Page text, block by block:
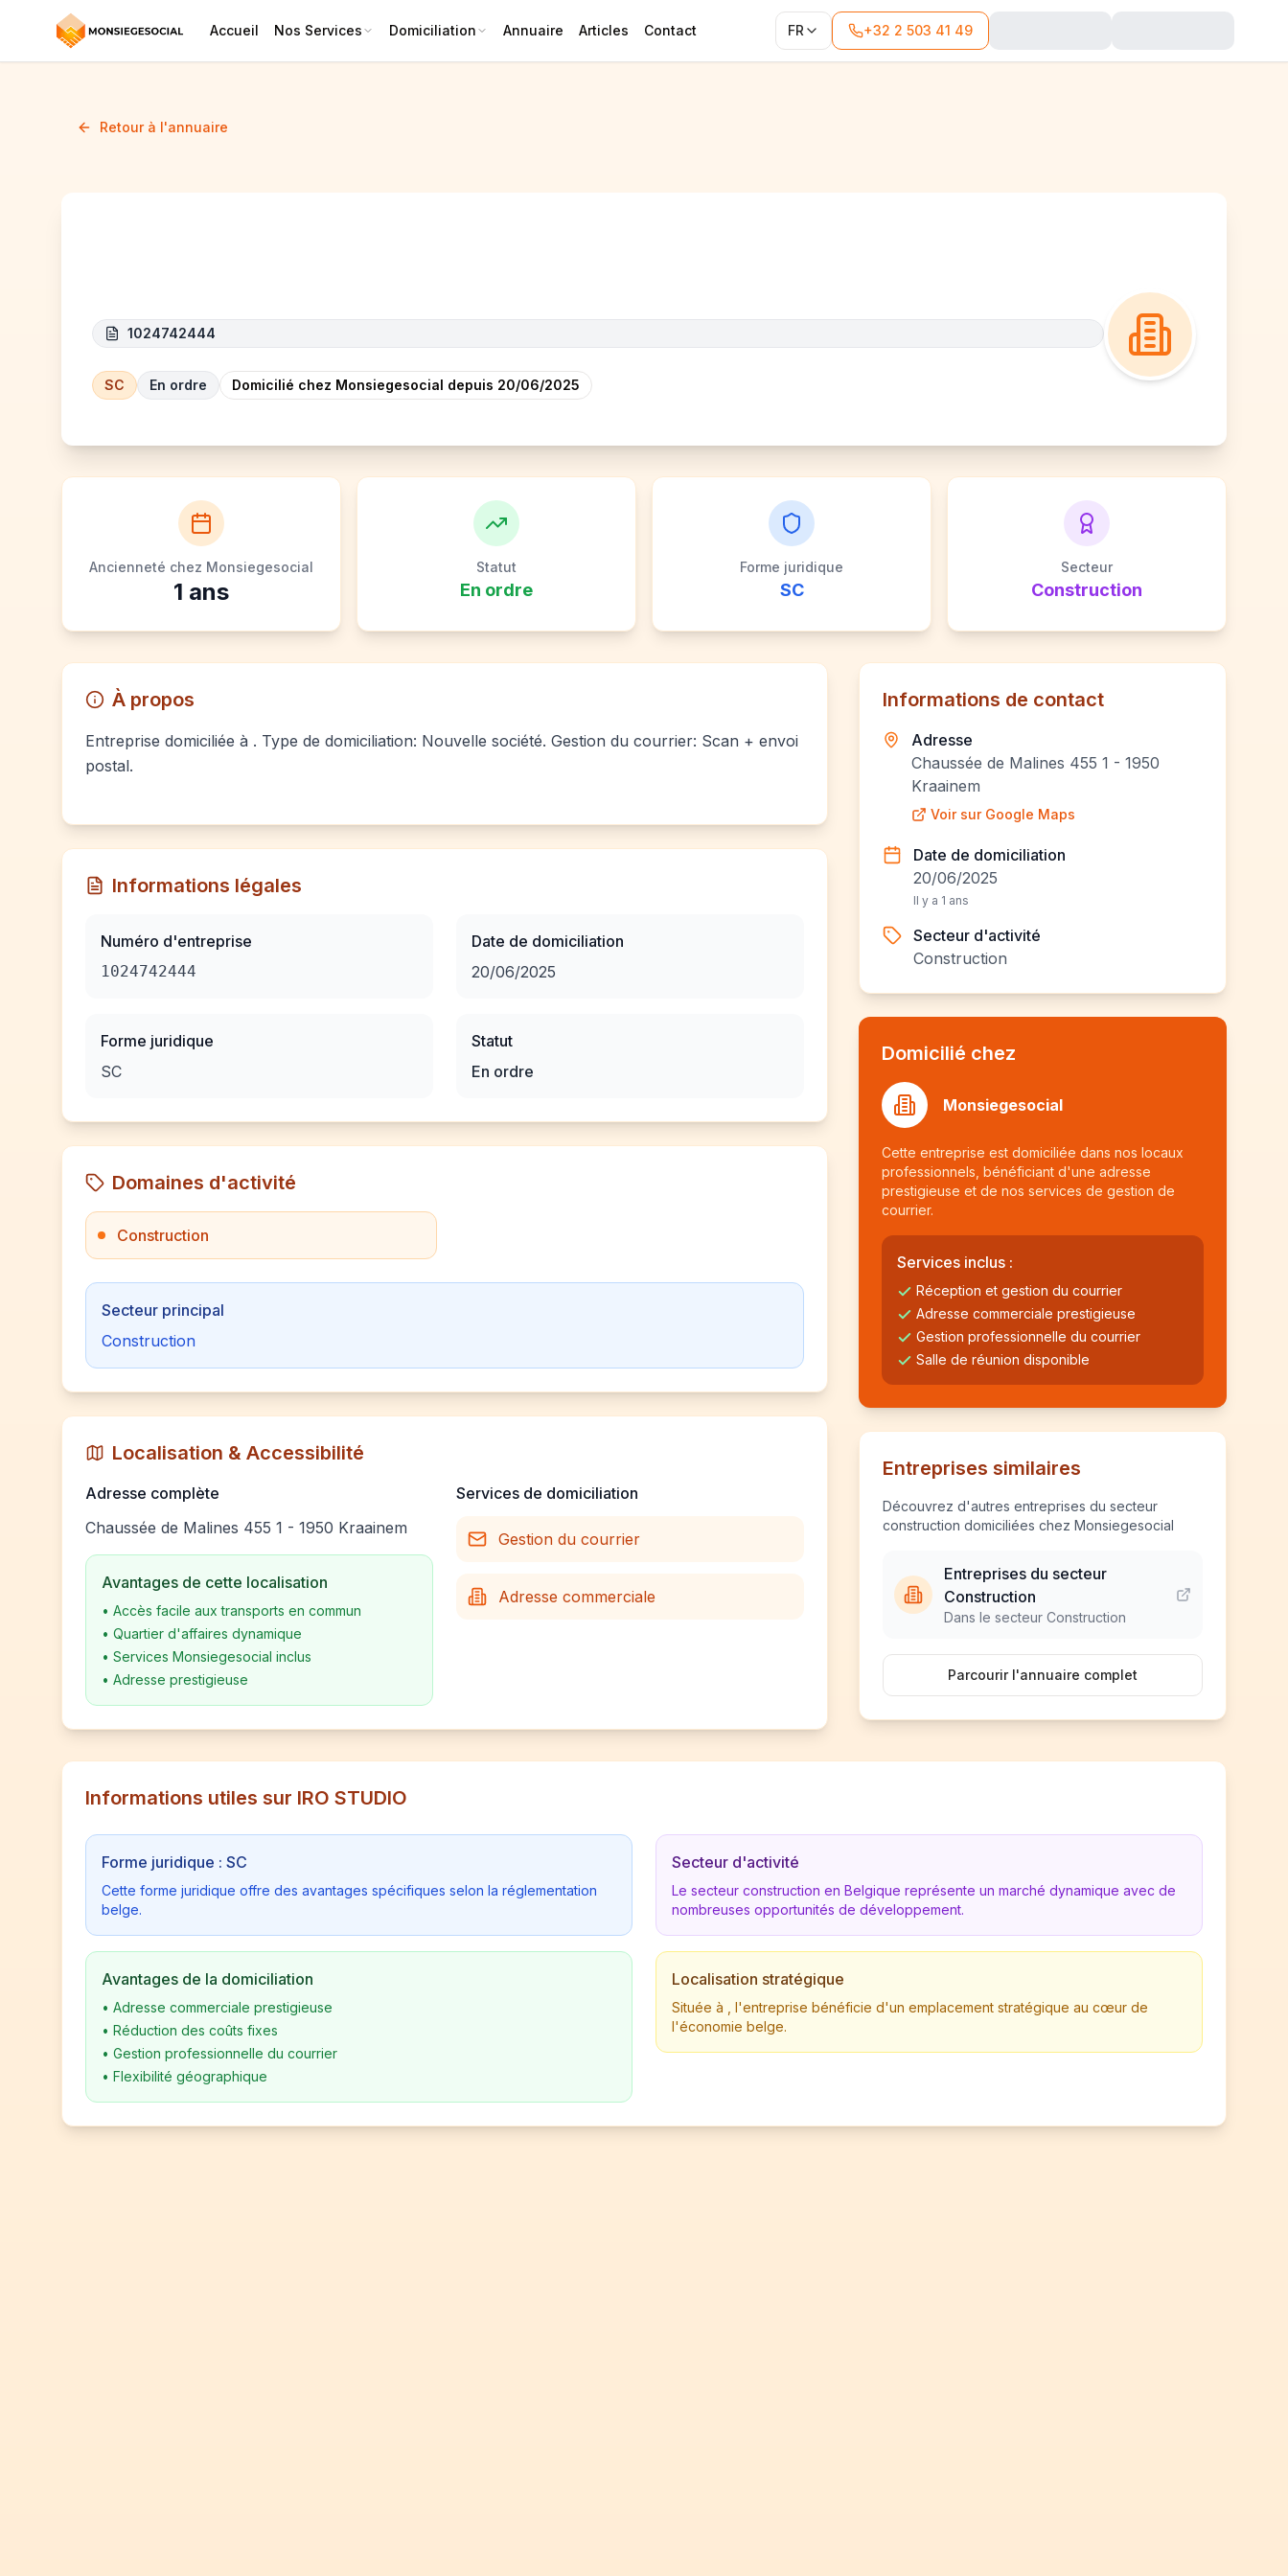
Accueil Nos Services Domiciliation Annuaire Articles Contact FR +32 2 503 41 49
Retour à l'annuaire
1024742444
SC En ordre Domicilié chez Monsiegesocial depuis 20/06/2025
Ancienneté chez Monsiegesocial
1 ans
Statut
En ordre
Forme juridique
SC
Secteur
Construction
À propos
Entreprise domiciliée à . Type de domiciliation: Nouvelle société. Gestion du courrier: Scan + envoi
postal.
Informations légales
Numéro d'entreprise
1024742444
Forme juridique
SC
Date de domiciliation
20/06/2025
Statut
En ordre
Domaines d'activité
Construction
Secteur principal
Construction
Localisation & Accessibilité
Adresse complète
Chaussée de Malines 455 1 - 1950 Kraainem
Avantages de cette localisation
• Accès facile aux transports en commun
• Quartier d'affaires dynamique
• Services Monsiegesocial inclus
• Adresse prestigieuse
Services de domiciliation
Gestion du courrier
Adresse commerciale
Informations de contact
Adresse
Chaussée de Malines 455 1 - 1950
Kraainem
Voir sur Google Maps
Date de domiciliation
20/06/2025
Il y a 1 ans
Secteur d'activité
Construction
Domicilié chez
Monsiegesocial
Cette entreprise est domiciliée dans nos locaux
professionnels, bénéficiant d'une adresse
prestigieuse et de nos services de gestion de
courrier.
Services inclus :
Réception et gestion du courrier
Adresse commerciale prestigieuse
Gestion professionnelle du courrier
Salle de réunion disponible
Entreprises similaires
Découvrez d'autres entreprises du secteur
construction domiciliées chez Monsiegesocial
Entreprises du secteur
Construction
Dans le secteur Construction
Parcourir l'annuaire complet
Informations utiles sur IRO STUDIO
Forme juridique : SC
Cette forme juridique offre des avantages spécifiques selon la réglementation
belge.
Avantages de la domiciliation
• Adresse commerciale prestigieuse
• Réduction des coûts fixes
• Gestion professionnelle du courrier
• Flexibilité géographique
Secteur d'activité
Le secteur construction en Belgique représente un marché dynamique avec de
nombreuses opportunités de développement.
Localisation stratégique
Située à , l'entreprise bénéficie d'un emplacement stratégique au cœur de
l'économie belge.